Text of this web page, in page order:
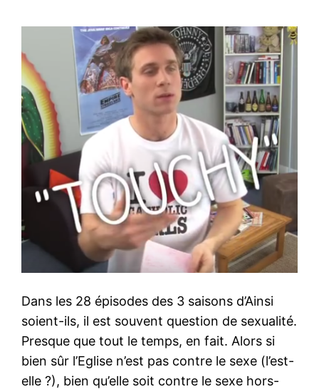
Dans les 28 épisodes des 3 saisons d’Ainsi
soient-ils, il est souvent question de sexualité.
Presque que tout le temps, en fait. Alors si
bien sûr l’Eglise n’est pas contre le sexe (l’est-
elle ?), bien qu’elle soit contre le sexe hors-